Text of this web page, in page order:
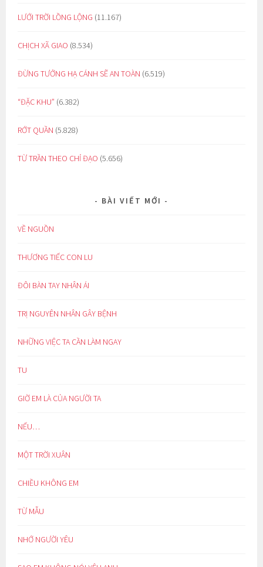
LƯỚI TRỜI LỒNG LỘNG (11.167)
CHỊCH XÃ GIAO (8.534)
ĐỪNG TƯỞNG HẠ CÁNH SẼ AN TOÀN (6.519)
“ĐẶC KHU” (6.382)
RỚT QUẦN (5.828)
TỪ TRẦN THEO CHỈ ĐẠO (5.656)
BÀI VIẾT MỚI
VỀ NGUỒN
THƯƠNG TIẾC CON LU
ĐÔI BÀN TAY NHÂN ÁI
TRỊ NGUYÊN NHÂN GÂY BỆNH
NHỮNG VIỆC TA CẦN LÀM NGAY
TU
GIỜ EM LÀ CỦA NGƯỜI TA
NẾU…
MỘT TRỜI XUÂN
CHIỀU KHÔNG EM
TỪ MẪU
NHỚ NGƯỜI YÊU